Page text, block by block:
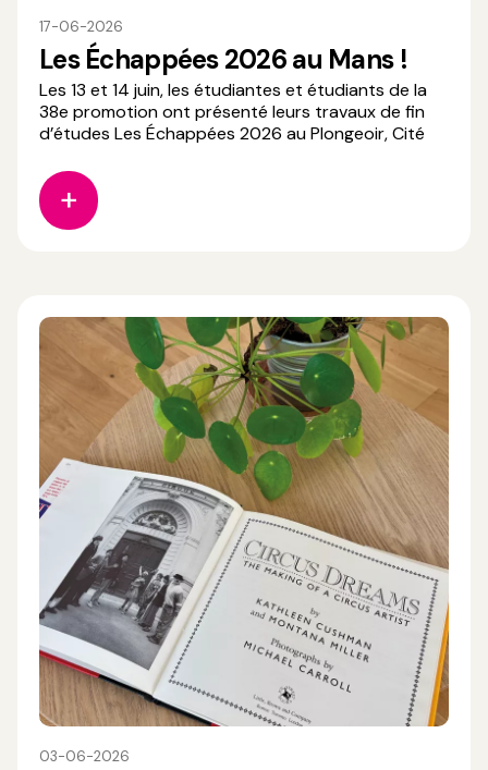
17-06-2026
Les Échappées 2026 au Mans !
Les 13 et 14 juin, les étudiantes et étudiants de la
38e promotion ont présenté leurs travaux de fin
d’études Les Échappées 2026 au Plongeoir, Cité
Pays de la Loire. Des journées riches en échanges,
en découvertes et en partage autour de leurs
projets
03-06-2026